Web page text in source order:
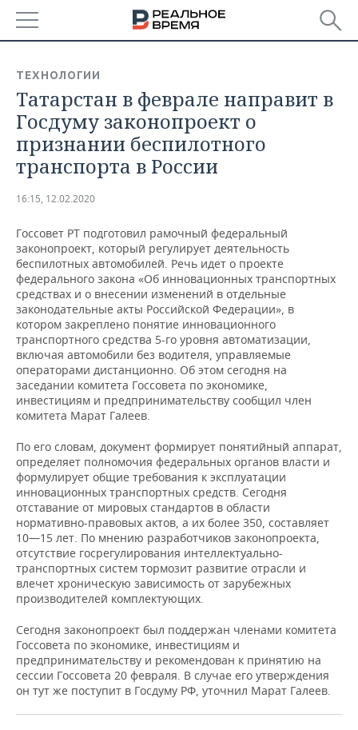
БАШКОРТОСТАН
ТАТАРСТАН
УДМУРТИЯ
НОВОСТИ
АНАЛИТИКА
НОВОСТИ АНАЛИТИКИ
ДЕКЛАРАЦИИ О ДОХОДАХ
КОРОЛИ ГОСЗАКАЗА ПФО
ВУЗЫ ТАТАРСТАНА
КОМУ ПРИНАДЛЕЖАТ
ТОРГОВЫЕ ЦЕНТРЫ
ТАТАРСТАНА
ЭКОНОМИКА
НОВОСТИ ЭКОНОМИКИ
ФИНАНСЫ
БАНКИ
БЮДЖЕТ
ИНВЕСТИЦИИ
ПРОМЫШЛЕННОСТЬ
НОВОСТИ
ПРОМЫШЛЕННОСТИ
АГРОПРОМ
МАШИНОСТРОЕНИЕ
НЕФТЕХИМИЯ
НЕФТЬ
ЭНЕРГЕТИКА
НЕДВИЖИМОСТЬ
НОВОСТИ НЕДВИЖИМОСТИ
АВТО
НОВОСТИ АВТО
БИЗНЕС
НОВОСТИ БИЗНЕСА
РОЗНИЧНАЯ ТОРГОВЛЯ
ТРАНСПОРТ
УСЛУГИ
ТЕХНОЛОГИИ
НОВОСТИ ТЕХНОЛОГИЙ
IT
МЕДИА
ТЕЛЕКОММУНИКАЦИИ
МЕРОПРИЯТИЯ
НОВОСТИ МЕРОПРИЯТИЙ
ВЫЕЗДНАЯ РЕДАКЦИЯ
БИЗНЕС-БРАНЧИ
ONLINE-КОНФЕРЕНЦИИ
ОТКРЫТАЯ ЛЕКЦИЯ
НОВОСТИ СПОРТА
ФУТБОЛ
ХОККЕЙ
БАСКЕТБОЛ
ВОЛЕЙБОЛ
КИБЕРСПОРТ
ФИГУРНОЕ КАТАНИЕ
ВОДНЫЕ ВИДЫ СПОРТА
ОБЩЕСТВО
НОВОСТИ ОБЩЕСТВА
ВЛАСТЬ
ИНФРАСТРУКТУРА
ИСТОРИЯ
КУЛЬТУРА
МЕДИЦИНА
ОБРАЗОВАНИЕ
ФОТОГАЛЕРЕЯ
СЮЖЕТЫ
СПРАВОЧНИК
СПИСОК ПЕРСОН
СПИСОК КОМПАНИЙ
ПОЛНАЯ ВЕРСИЯ
ТЕХНОЛОГИИ
Татарстан в феврале направит в
Госдуму законопроект о
признании беспилотного
транспорта в России
16:15, 12.02.2020
Госсовет РТ подготовил рамочный федеральный
законопроект, который регулирует деятельность
беспилотных автомобилей. Речь идет о проекте
федерального закона «Об инновационных транспортных
средствах и о внесении изменений в отдельные
законодательные акты Российской Федерации», в
котором закреплено понятие инновационного
транспортного средства 5-го уровня автоматизации,
включая автомобили без водителя, управляемые
операторами дистанционно. Об этом сегодня на
заседании комитета Госсовета по экономике,
инвестициям и предпринимательству сообщил член
комитета Марат Галеев.
По его словам, документ формирует понятийный аппарат,
определяет полномочия федеральных органов власти и
формулирует общие требования к эксплуатации
инновационных транспортных средств. Сегодня
отставание от мировых стандартов в области
нормативно-правовых актов, а их более 350, составляет
10—15 лет. По мнению разработчиков законопроекта,
отсутствие госрегулирования интеллектуально-
транспортных систем тормозит развитие отрасли и
влечет хроническую зависимость от зарубежных
производителей комплектующих.
Сегодня законопроект был поддержан членами комитета
Госсовета по экономике, инвестициям и
предпринимательству и рекомендован к принятию на
сессии Госсовета 20 февраля. В случае его утверждения
он тут же поступит в Госдуму РФ, уточнил Марат Галеев.